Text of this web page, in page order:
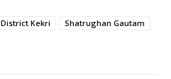
District Kekri
Shatrughan Gautam